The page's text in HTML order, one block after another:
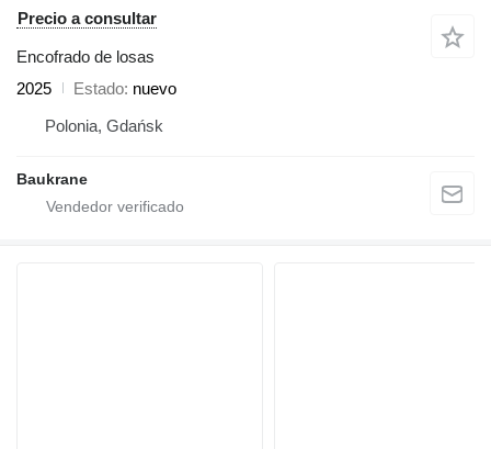
Precio a consultar
Encofrado de losas
2025
Estado nuevo
Polonia, Gdańsk
Baukrane